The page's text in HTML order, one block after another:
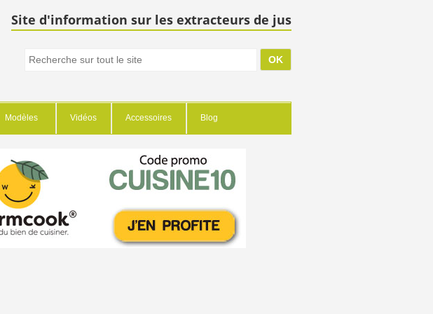
Site d'information sur les extracteurs de jus
Modèles Vidéos Accessoires Blog